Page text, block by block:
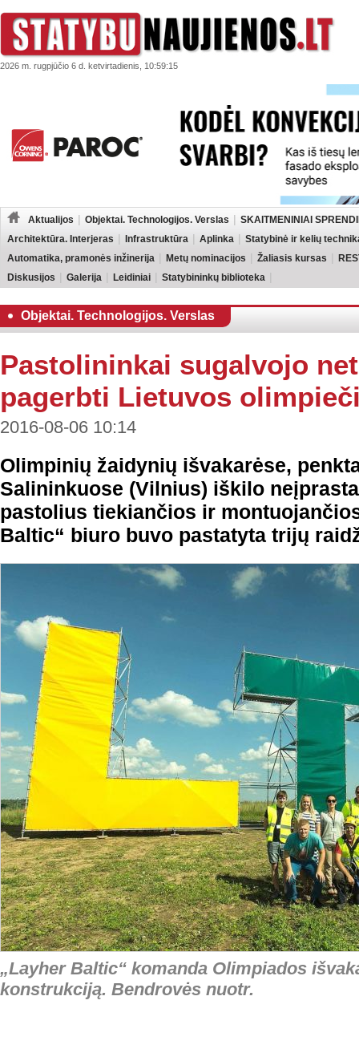
2026 m. rugpjūčio 6 d. ketvirtadienis, 10:59:15
Aktualijos Objektai. Technologijos. Verslas
SKAITMENINIAI
Architektūra. Interjeras
Infrastruktūra Aplinka
Statybinė ir kelių
Automatika, pramonės inžinerija
Metų nominacijos Žaliasis kursas
Diskusijos
Galerija Leidiniai Statybininkų biblioteka
Objektai. Technologijos. Verslas
Pastolininkai sugalvojo
pagerbti Lietuvos
2016-08-06 10:14
Olimpinių žaidynių išvakarėse,
Salininkuose (Vilnius) iškilo
pastolius tiekiančios ir
Baltic“ biuro buvo pastatyta trijų
„Layher Baltic“ komanda Olimpiados
konstrukciją. Bendrovės nuotr.